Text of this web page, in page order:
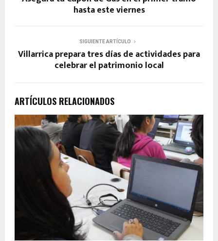
hasta este viernes
SIGUIENTE ARTÍCULO
Villarrica prepara tres días de actividades para
celebrar el patrimonio local
ARTÍCULOS RELACIONADOS